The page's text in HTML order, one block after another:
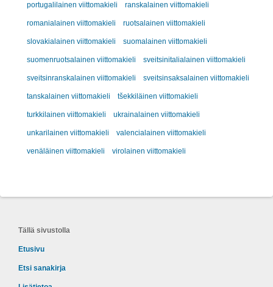
portugalilainen viittomakieli ranskalainen viittomakieli
romanialainen viittomakieli ruotsalainen viittomakieli
slovakialainen viittomakieli suomalainen viittomakieli
suomenruotsalainen viittomakieli sveitsinitalialainen viittomakieli
sveitsinranskalainen viittomakieli sveitsinsaksalainen viittomakieli
tanskalainen viittomakieli tšekkiläinen viittomakieli
turkkilainen viittomakieli ukrainalainen viittomakieli
unkarilainen viittomakieli valencialainen viittomakieli
venäläinen viittomakieli virolainen viittomakieli
Tällä sivustolla
Etusivu
Etsi sanakirja